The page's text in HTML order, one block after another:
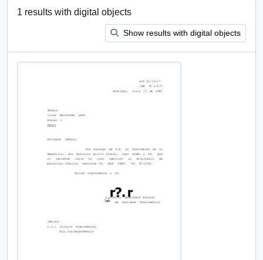
1 results with digital objects
Show results with digital objects